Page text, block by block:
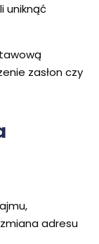
uniknąć
zasłon czy
adresu